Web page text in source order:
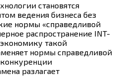
становятся
ведения бизнеса без
нормы «справедливой
распространение INT-
такой
нормы справедливой
разлагает